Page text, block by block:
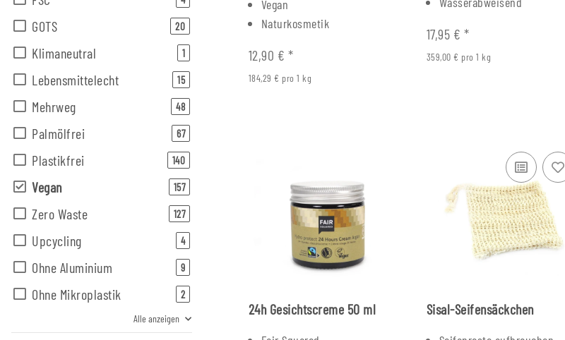
Vegan
Naturkosmetik
12,90 € *
184,29 € pro 1 kg
17,95 € *
359,00 € pro 1 kg
24h Gesichtscreme 50 ml Sisal-Seifensäckchen
GOTS 20Artikel gefunden
Klimaneutral 1Artikel gefunden
Lebensmittelecht 15Artikel gefunden
Mehrweg 48Artikel gefunden
Palmölfrei 67Artikel gefunden
Plastikfrei 140Artikel gefunden
Vegan 157Artikel gefunden
Zero Waste 127Artikel gefunden
Upcycling 4Artikel gefunden
Ohne Aluminium 9Artikel gefunden
Ohne Mikroplastik 2Artikel gefunden
Alle anzeigen